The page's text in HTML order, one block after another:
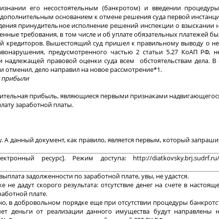
его несостоятельным (банкротом) и введении
основанием к отмене решения суда первой
принудительное исполнение решений инспекции о взыскании
требования, в том числе и об уплате обязательных платежей
кредиторов. Вышестоящий суд пришел к правильному выводу о
предусмотренного частью 2 статьи 5.27 КоАП РФ,
надлежащей правовой оценки суда всем обстоятельствам дела. В
дело направил на новое рассмотрение*1.
прибыли
прибыль, являющиеся первыми признаками
заработной платы.
А данный документ, как правило, является первым, который
ресурс]. Режим доступа: http://diatkovsky.brj.sudrf.ru/
задолженности по заработной плате, увы, не удастся.
дадут скорого результата: отсутствие денег на счете в
плате.
в добровольном порядке еще при отсутствии процедуры
деньги от реализации данного имущества будут направлены